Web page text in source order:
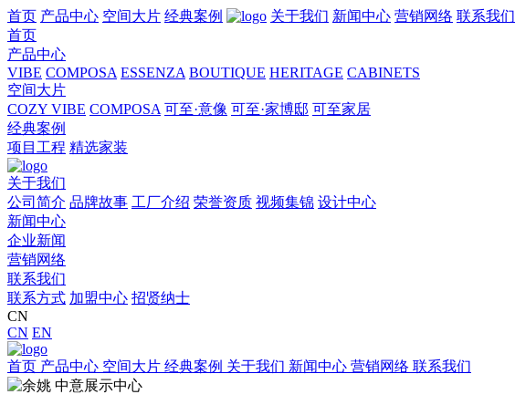
首页 产品中心 空间大片 经典案例 关于我们 新闻中心 营销网络 联系我们
首页
产品中心
VIBE COMPOSA ESSENZA BOUTIQUE HERITAGE CABINETS
空间大片
COZY VIBE COMPOSA 可至·意像 可至·家博邸 可至家居
经典案例
项目工程 精选家装
关于我们
公司简介 品牌故事 工厂介绍 荣誉资质 视频集锦 设计中心
新闻中心
企业新闻
营销网络
联系我们
联系方式 加盟中心 招贤纳士
CN
CN EN
首页 产品中心 空间大片 经典案例 关于我们 新闻中心 营销网络 联系我们